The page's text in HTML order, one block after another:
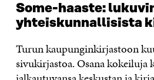
Some-haaste:
yhteiskunnallisista
Turun kaupunginkirjastoon
sivukirjastoa. Osana kokeiluja